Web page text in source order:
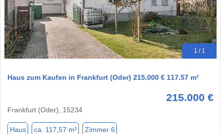
1 / 1
Haus zum Kaufen in Frankfurt (Oder) 215.000 € 117.57 m²
215.000 €
Frankfurt (Oder), 15234
Haus ca. 117,57 m² Zimmer 6